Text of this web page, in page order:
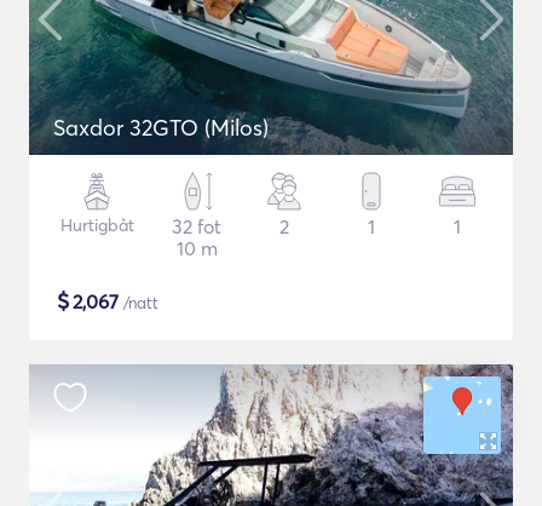
Saxdor 32GTO (Milos)
Hurtigbåt
32 fot
10 m
2 1 1
$2,067 /natt